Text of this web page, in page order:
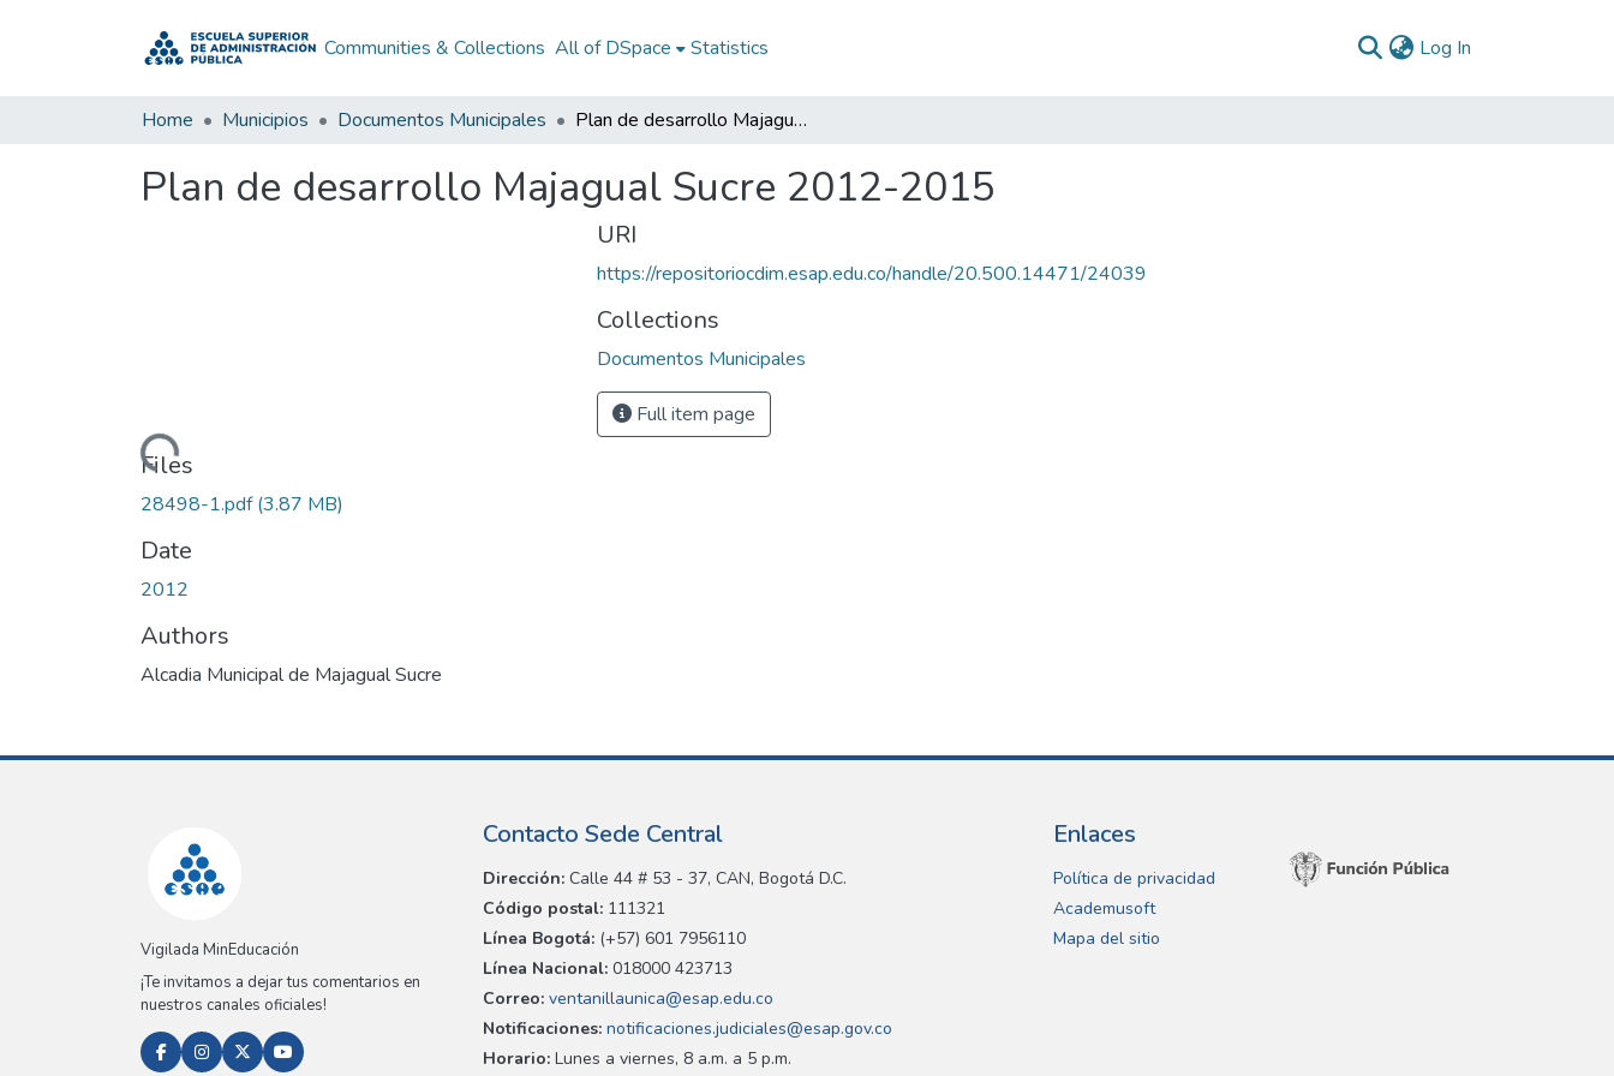
Communities & Collections All of DSpace Statistics Log In
Home Municipios Documentos Municipales Plan de desarrollo Majagual Sucre 2012-2015
Plan de desarrollo Majagual Sucre 2012-2015
Loading...
Files
28498-1.pdf(3.87 MB)
Date
2012
Authors
Alcadia Municipal de Majagual Sucre
URI
https://repositoriocdim.esap.edu.co/handle/20.500.14471/24039
Collections
Documentos Municipales
Full item page
Vigilada MinEducación
¡Te invitamos a dejar tus comentarios en
nuestros canales oficiales!
Contacto Sede Central
Dirección: Calle 44 # 53 - 37, CAN, Bogotá D.C.
Código postal: 111321
Línea Bogotá: (+57) 601 7956110
Línea Nacional: 018000 423713
Correo: ventanillaunica@esap.edu.co
Notificaciones: notificaciones.judiciales@esap.gov.co
Horario: Lunes a viernes, 8 a.m. a 5 p.m.
Enlaces
Política de privacidad
Academusoft
Mapa del sitio